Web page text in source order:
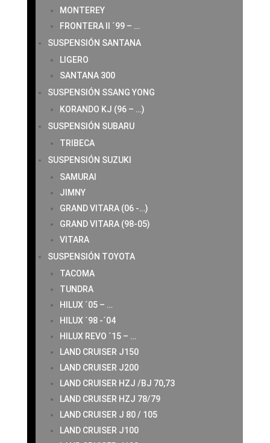
MONTEREY
FRONTERA II ´99 – …
SUSPENSIÓN SANTANA
LIGERO
SANTANA 300
SUSPENSIÓN SSANG YONG
KORANDO KJ (96 – …)
SUSPENSIÓN SUBARU
TRIBECA
SUSPENSIÓN SUZUKI
SAMURAI
JIMNY
GRAND VITARA (06 -…)
GRAND VITARA (98-05)
VITARA
SUSPENSIÓN TOYOTA
TACOMA
TUNDRA
HILUX ´05 – …
HILUX ´98 -´04
HILUX REVO ´15 – …
LAND CRUISER J150
LAND CRUISER J200
LAND CRUISER HZJ /BJ 70,73
LAND CRUISER HZJ 78/79
LAND CRUISER J 80 / 105
LAND CRUISER J100